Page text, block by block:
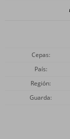
Cepas
País
Región
Guarda